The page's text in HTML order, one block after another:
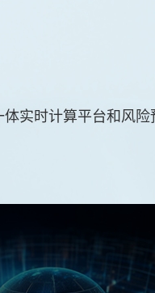
实时计算平台和风险